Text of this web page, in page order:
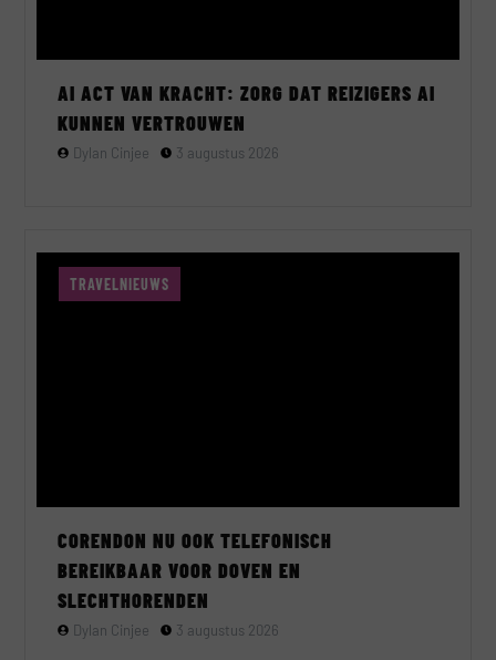
AI ACT VAN KRACHT: ZORG DAT REIZIGERS AI
KUNNEN VERTROUWEN
Dylan Cinjee 3 augustus 2026
TRAVELNIEUWS
CORENDON NU OOK TELEFONISCH
BEREIKBAAR VOOR DOVEN EN
SLECHTHORENDEN
Dylan Cinjee 3 augustus 2026